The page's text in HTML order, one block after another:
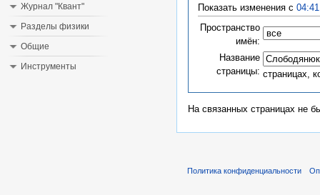
Показать изменения с
Пространство
имён:
Название
страницы: страницах,
На связанных страницах не
Журнал "Квант"
Разделы физики
Общие
Инструменты
Политика конфиденциальности